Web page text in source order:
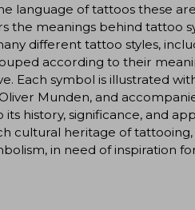
language of tattoos these
the meanings behind tattoo
different tattoo styles,
according to their
Each symbol is illustrated
Munden, and
history, significance, and
cultural heritage of tattooing,
in need of inspiration